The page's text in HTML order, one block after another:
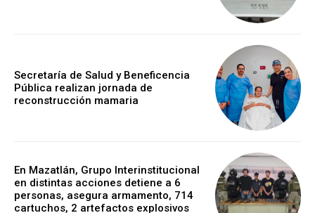
Secretaría de Salud y Beneficencia
Pública realizan jornada de
reconstrucción mamaria
En Mazatlán, Grupo Interinstitucional
en distintas acciones detiene a 6
personas, asegura armamento, 714
cartuchos, 2 artefactos explosivos